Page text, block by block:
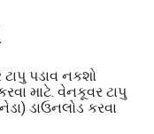
પડાવ નકશો
માટે. વેનકૂવર ટાપુ
ડાઉનલોડ કરવા